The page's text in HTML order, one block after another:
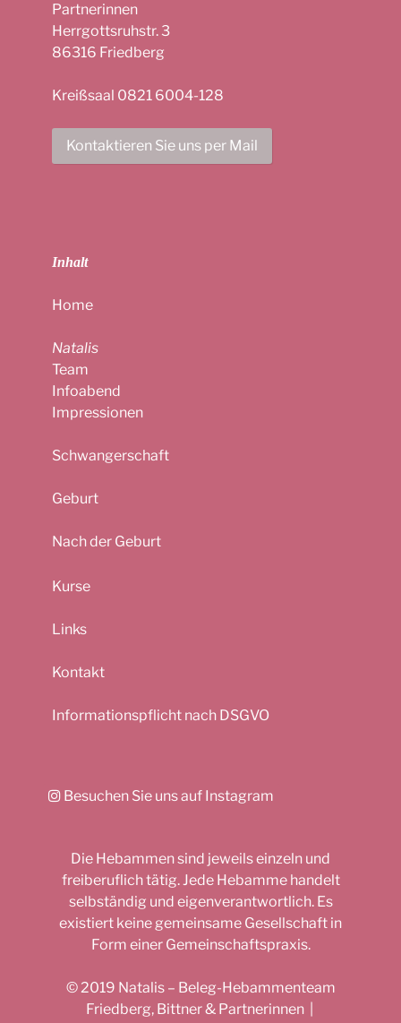
Partnerinnen
Herrgottsruhstr. 3
86316 Friedberg
Kreißsaal 0821 6004-128
Kontaktieren Sie uns per Mail
Inhalt
Home
Natalis
Team
Infoabend
Impressionen
Schwangerschaft
Geburt
Nach der Geburt
Kurse
Links
Kontakt
Informationspflicht nach DSGVO
Besuchen Sie uns auf Instagram
Die Hebammen sind jeweils einzeln und
freiberuflich tätig. Jede Hebamme handelt
selbständig und eigenverantwortlich. Es
existiert keine gemeinsame Gesellschaft in
Form einer Gemeinschaftspraxis.
© 2019 Natalis – Beleg-Hebammenteam
Friedberg, Bittner & Partnerinnen |